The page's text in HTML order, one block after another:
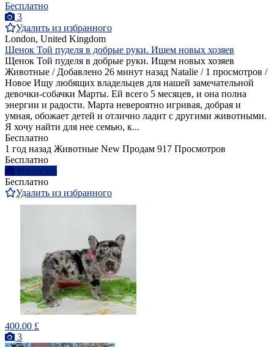
Бесплатно
3
Удалить из избранного
London, United Kingdom
Щенок Той пуделя в добрые руки. Ищем новых хозяев
Щенок Той пуделя в добрые руки. Ищем новых хозяев
Животные / Добавлено 26 минут назад Natalie / 1 просмотров /
Новое Ищу любящих владельцев для нашей замечательной
девочки-собачки Марты. Ей всего 5 месяцев, и она полна
энергии и радости. Марта невероятно игривая, добрая и
умная, обожает детей и отлично ладит с другими животными.
Я хочу найти для нее семью, к...
Бесплатно
1 год назад Животные New Продам 917 Просмотров
Бесплатно
Написать
Бесплатно
Удалить из избранного
400.00 £
3